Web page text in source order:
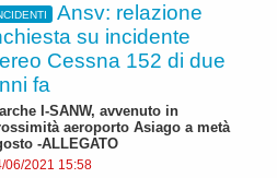
Ansv: relazione
su incidente
Cessna 152 di due
fa
I-SANW, avvenuto in
aeroporto Asiago a metà
-ALLEGATO
06/2021 15:58